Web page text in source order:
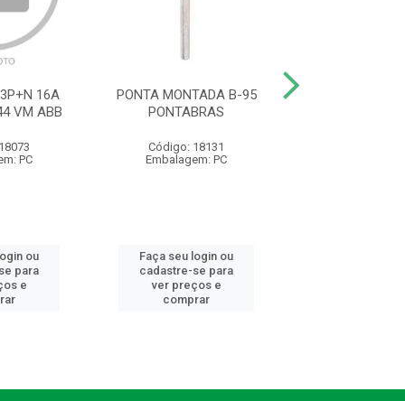
16A
VM ABB
PC
ou
para
e
PONTA MONTADA B-95
PONTABRAS
Código: 18131
Embalagem: PC
Faça seu login ou
cadastre-se para
ver preços e
comprar